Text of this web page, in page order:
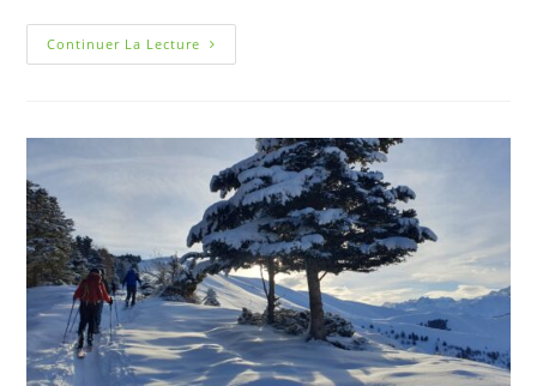
Continuer La Lecture